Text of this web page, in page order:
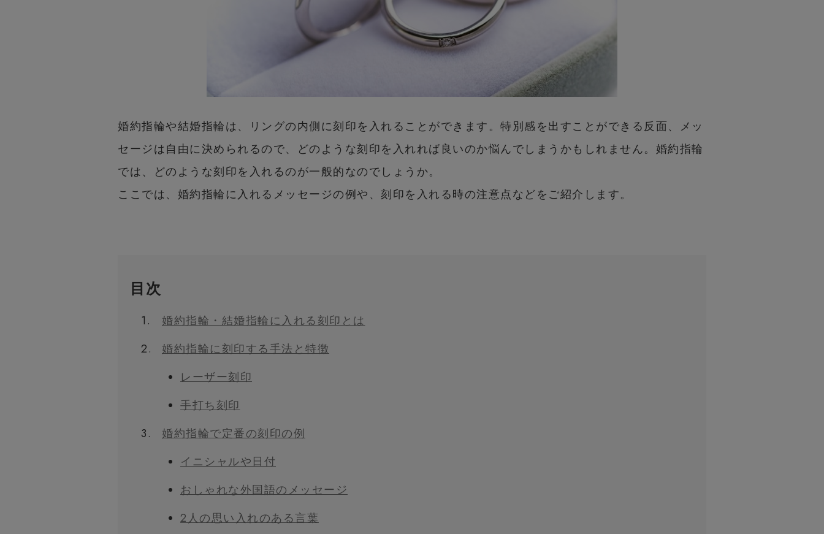
婚約指輪や結婚指輪は、リングの内側に刻印を入れることができます。特別感を出すことができる反面、メッ
セージは自由に決められるので、どのような刻印を入れれば良いのか悩んでしまうかもしれません。婚約指輪
では、どのような刻印を入れるのが一般的なのでしょうか。
ここでは、婚約指輪に入れるメッセージの例や、刻印を入れる時の注意点などをご紹介します。
目次
1.
婚約指輪・結婚指輪に入れる刻印とは
2.
婚約指輪に刻印する手法と特徴
レーザー刻印
手打ち刻印
3.
婚約指輪で定番の刻印の例
イニシャルや日付
おしゃれな外国語のメッセージ
2人の思い入れのある言葉